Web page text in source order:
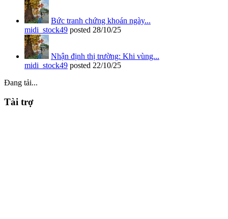
Bức tranh chứng khoán ngày...
midi_stock49 posted 28/10/25
Nhận định thị trường: Khi vùng...
midi_stock49 posted 22/10/25
Đang tải...
Tài trợ